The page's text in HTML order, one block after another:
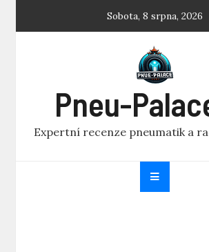
Sobota, 8 srpna, 2026
Pneu-
Expertní recenze pneumatik a